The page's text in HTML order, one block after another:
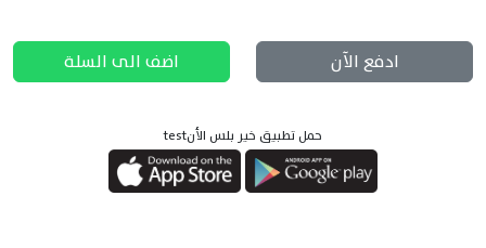
ادفع الآن اضف الى السلة
حمل تطبيق خير بلس الأنtest